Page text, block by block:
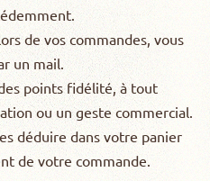
de vos commandes, vous
un mail.
points fidélité, à tout
ou un geste commercial.
déduire dans votre panier
de votre commande.